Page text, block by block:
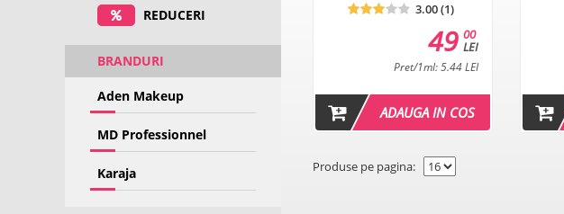
REDUCERI
BRANDURI
Aden Makeup
MD Professionnel
Karaja
3.00 (1)
00
LEI
49
Pret/1ml: 5.44 LEI
ADAUGA IN COS
Produse pe pagina: